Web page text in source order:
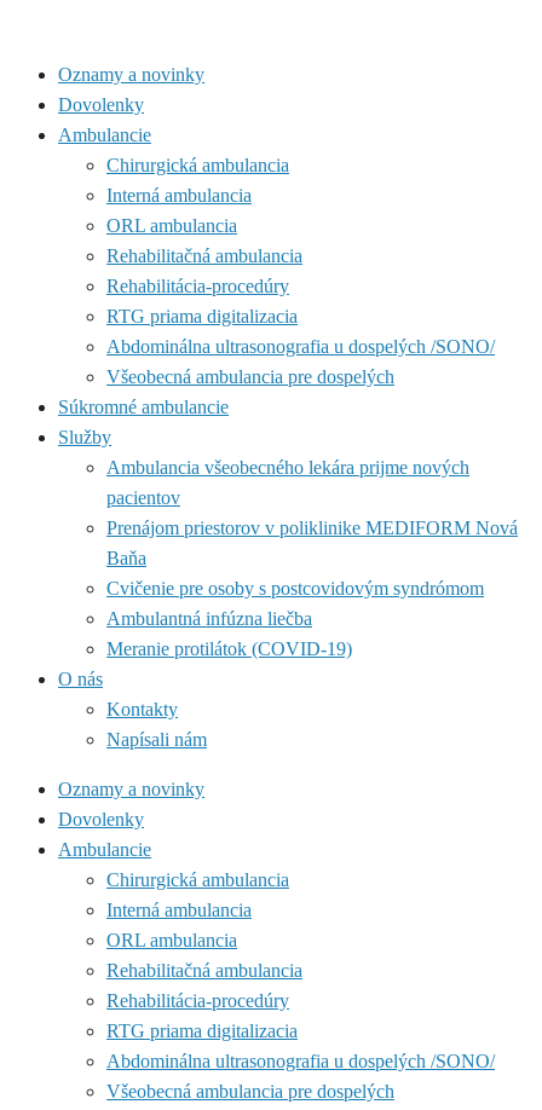
Oznamy a novinky
Dovolenky
Ambulancie
Chirurgická ambulancia
Interná ambulancia
ORL ambulancia
Rehabilitačná ambulancia
Rehabilitácia-procedúry
RTG priama digitalizacia
Abdominálna ultrasonografia u dospelých /SONO/
Všeobecná ambulancia pre dospelých
Súkromné ambulancie
Služby
Ambulancia všeobecného lekára prijme nových
pacientov
Prenájom priestorov v poliklinike MEDIFORM Nová
Baňa
Cvičenie pre osoby s postcovidovým syndrómom
Ambulantná infúzna liečba
Meranie protilátok (COVID-19)
O nás
Kontakty
Napísali nám
Oznamy a novinky
Dovolenky
Ambulancie
Chirurgická ambulancia
Interná ambulancia
ORL ambulancia
Rehabilitačná ambulancia
Rehabilitácia-procedúry
RTG priama digitalizacia
Abdominálna ultrasonografia u dospelých /SONO/
Všeobecná ambulancia pre dospelých